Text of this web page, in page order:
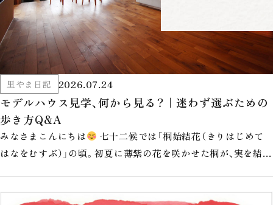
里やま日記 2026.07.24
モデルハウス見学、何から見る？｜迷わず選ぶための
歩き方Q&A
みなさまこんにちは
七十二候では「桐始結花（きりはじめて
はなをむすぶ）」の頃。初夏に薄紫の花を咲かせた桐が、実を結び